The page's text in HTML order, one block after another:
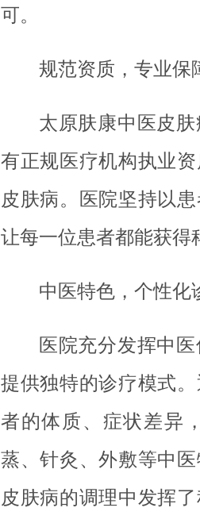
可。
规范资质，专业保
太原肤康中医皮
有正规医疗机构执业
皮肤病。医院坚持以
让每一位患者都能获得
中医特色，个性化
医院充分发挥中
提供独特的诊疗模式
者的体质、症状差异
蒸、针灸、外敷等中
皮肤病的调理中发挥